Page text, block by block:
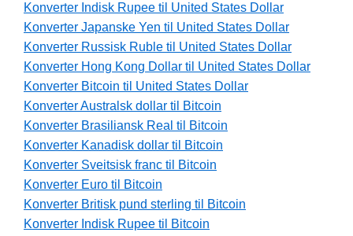
Konverter Indisk Rupee til United States Dollar
Konverter Japanske Yen til United States Dollar
Konverter Russisk Ruble til United States Dollar
Konverter Hong Kong Dollar til United States Dollar
Konverter Bitcoin til United States Dollar
Konverter Australsk dollar til Bitcoin
Konverter Brasiliansk Real til Bitcoin
Konverter Kanadisk dollar til Bitcoin
Konverter Sveitsisk franc til Bitcoin
Konverter Euro til Bitcoin
Konverter Britisk pund sterling til Bitcoin
Konverter Indisk Rupee til Bitcoin